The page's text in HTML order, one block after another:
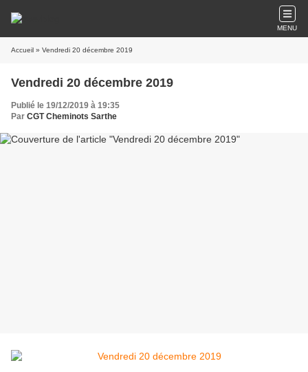
MENU
Accueil » Vendredi 20 décembre 2019
Vendredi 20 décembre 2019
Publié le 19/12/2019 à 19:35
Par CGT Cheminots Sarthe